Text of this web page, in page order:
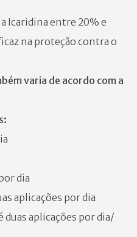
Icaridina entre 20% e
na proteção contra o
varia de acordo com a
dia
aplicações por dia
aplicações por dia/